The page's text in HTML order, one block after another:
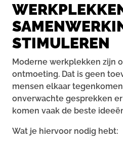
STIMULEREN
Moderne werkplekken zijn
ontmoeting. Dat is geen
mensen elkaar
onverwachte gesprekken
komen vaak de beste
Wat je hiervoor nodig hebt: